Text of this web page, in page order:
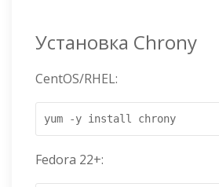
Установка Chrony
CentOS/RHEL:
yum -y install chrony
Fedora 22+: